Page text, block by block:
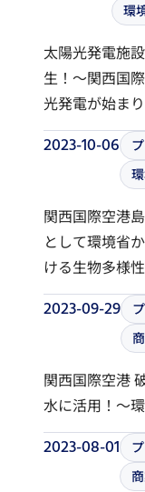
環
太陽光発電施
生！～関西国
光発電が始ま
2023-10-06
関西国際空港
として環境省
ける生物多様
2023-09-29
関西国際空港
水に活用！～
2023-08-01